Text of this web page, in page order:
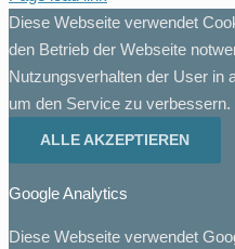
Diese Webseite verwendet
den Betrieb der Webseite
Nutzungsverhalten der User in
um den Service zu verbessern.
ALLE AKZEPTIEREN
Google Analytics
Diese Webseite verwendet